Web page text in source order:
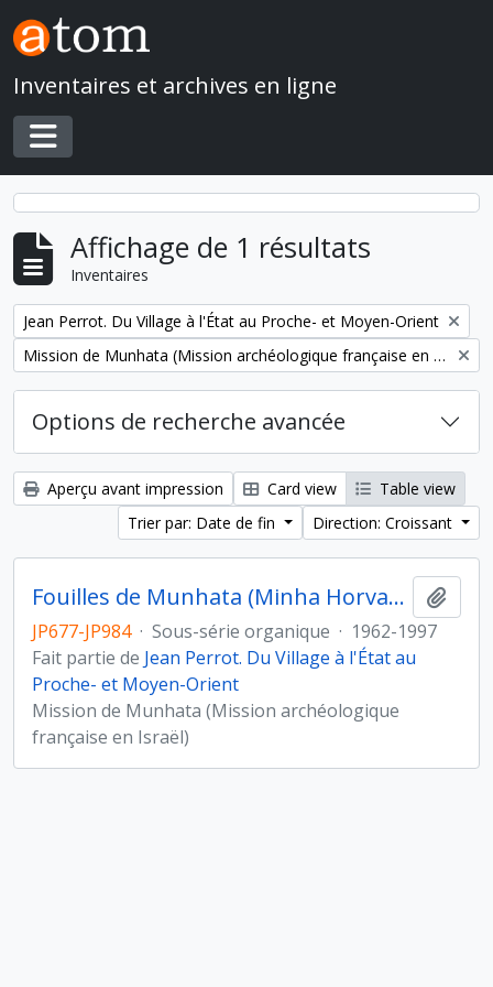
Skip to main content
Inventaires et archives en ligne
Toggle navigation
Affichage de 1 résultats
Inventaires
Remove filter:
Jean Perrot. Du Village à l'État au Proche- et Moyen-Orient
Remove filter:
Mission de Munhata (Mission archéologique française en Israël)
Options de recherche avancée
Aperçu avant impression Card view
Table view
Trier par: Date de fin
Direction: Croissant
Fouilles de Munhata (Minha Horvat) sous la direction de Jean Perrot
JP677-JP984 · Sous-série organique · 1962-1997
Fait partie de Jean Perrot. Du Village à l'État au
Proche- et Moyen-Orient
Mission de Munhata (Mission archéologique
française en Israël)